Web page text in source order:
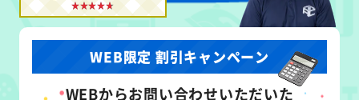
WEB限定 割引キャンペーン
WEBからお問い合わせいただいた